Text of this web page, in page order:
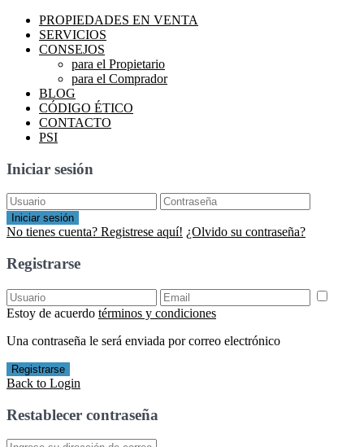
PROPIEDADES EN VENTA
SERVICIOS
CONSEJOS
para el Propietario
para el Comprador
BLOG
CÓDIGO ÉTICO
CONTACTO
PSI
Iniciar sesión
Iniciar sesión
No tienes cuenta? Registrese aquí! ¿Olvido su contraseña?
Registrarse
Estoy de acuerdo términos y condiciones
Una contraseña le será enviada por correo electrónico
Registrarse
Back to Login
Restablecer contraseña